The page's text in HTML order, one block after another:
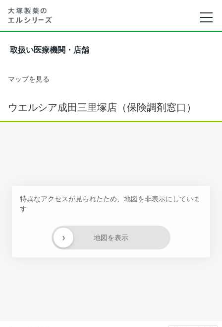
取扱い医療機関・店舗
マップを見る
ウエルシア成田三里塚店（保険調剤窓口）
特異なアクセスが見られたため、地図を非表示にしていま
す
地図を表示
›